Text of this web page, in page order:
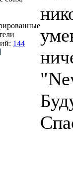
144